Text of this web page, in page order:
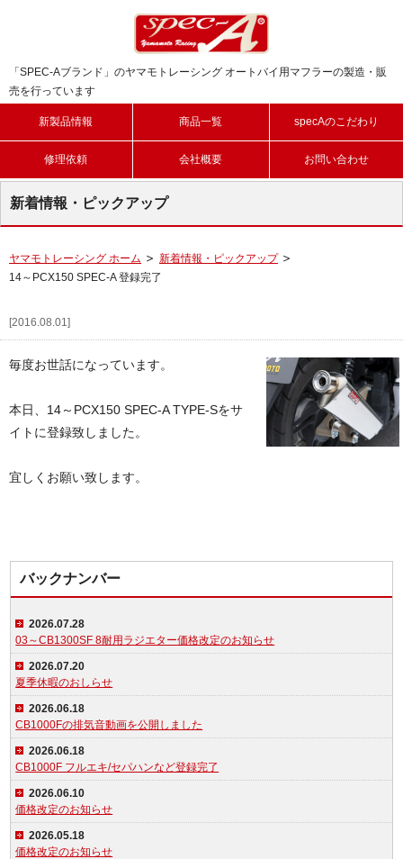
「SPEC-Aブランド」のヤマモトレーシング オートバイ用マフラーの製造・販
売を行っています
新製品情報 商品一覧 specAのこだわり
修理依頼 会社概要 お問い合わせ
新着情報・ピックアップ
ヤマモトレーシング ホーム
新着情報・ピックアップ
14～PCX150 SPEC-A 登録完了
[2016.08.01]
毎度お世話になっています。
本日、14～PCX150 SPEC-A TYPE-Sをサ
イトに登録致しました。
宜しくお願い致します。
バックナンバー
2026.07.28
03～CB1300SF 8耐用ラジエター価格改定のお知らせ
2026.07.20
夏季休暇のおしらせ
2026.06.18
CB1000Fの排気音動画を公開しました
2026.06.18
CB1000F フルエキ/セパハンなど登録完了
2026.06.10
価格改定のお知らせ
2026.05.18
価格改定のお知らせ